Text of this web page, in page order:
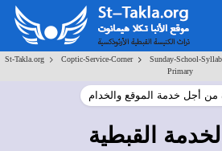
St-Takla.org> Coptic-Service-Corner> Sunday-School-
Primary
من أجل خدمة الموقع والخدام
القبطية